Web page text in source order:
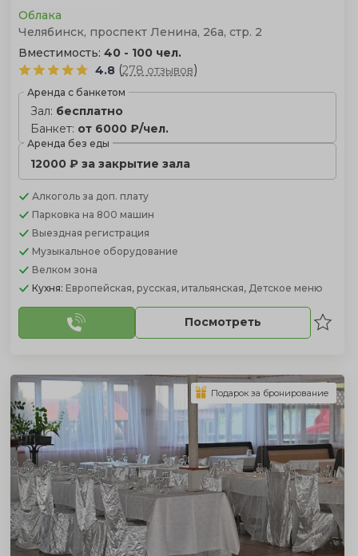
Облака
Челябинск, проспект Ленина, 26а, стр. 2
Вместимость: 40 - 100 чел.
4.8 (278 отзывов)
Аренда с банкетом
Зал: бесплатно
Банкет: от 6000 ₽/чел.
Аренда без еды
12000 ₽ за закрытие зала
Алкоголь за доп. плату
Парковка на 800 машин
Выездная регистрация
Музыкальное оборудование
Велком зона
Кухня: Европейская, русская, итальянская, Детское меню
Посмотреть
Подарок за бронирование